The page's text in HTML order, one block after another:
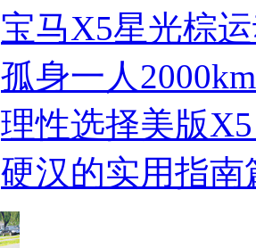
宝马X5星光棕
孤身一人
理性选择美版
硬汉的实用指